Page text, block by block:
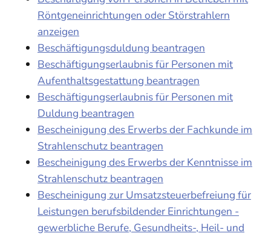
Röntgeneinrichtungen oder Störstrahlern
anzeigen
Beschäftigungsduldung beantragen
Beschäftigungserlaubnis für Personen mit
Aufenthaltsgestattung beantragen
Beschäftigungserlaubnis für Personen mit
Duldung beantragen
Bescheinigung des Erwerbs der Fachkunde im
Strahlenschutz beantragen
Bescheinigung des Erwerbs der Kenntnisse im
Strahlenschutz beantragen
Bescheinigung zur Umsatzsteuerbefreiung für
Leistungen berufsbildender Einrichtungen -
gewerbliche Berufe, Gesundheits-, Heil- und